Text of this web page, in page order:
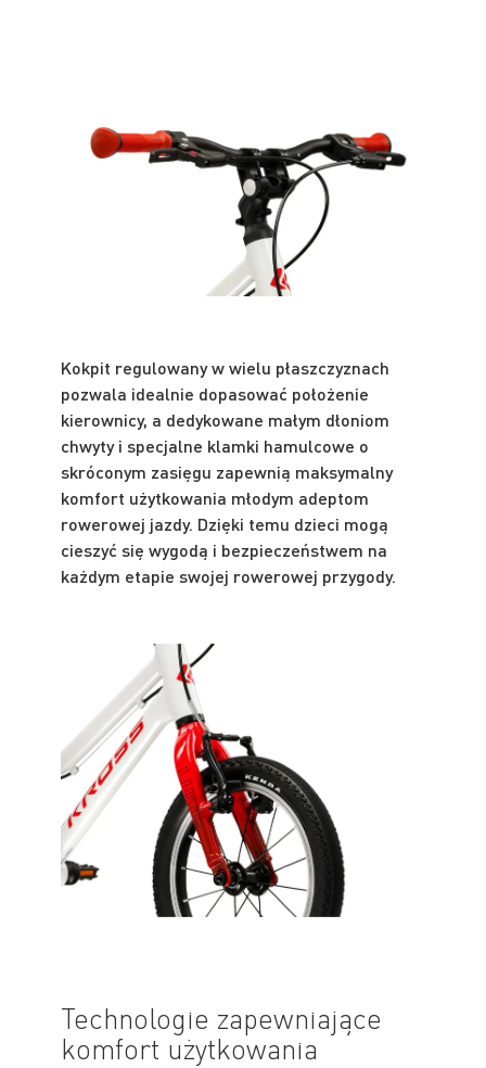
Kokpit regulowany w wielu płaszczyznach
pozwala idealnie dopasować położenie
kierownicy, a dedykowane małym dłoniom
chwyty i specjalne klamki hamulcowe o
skróconym zasięgu zapewnią maksymalny
komfort użytkowania młodym adeptom
rowerowej jazdy. Dzięki temu dzieci mogą
cieszyć się wygodą i bezpieczeństwem na
każdym etapie swojej rowerowej przygody.
Technologie zapewniające
komfort użytkowania